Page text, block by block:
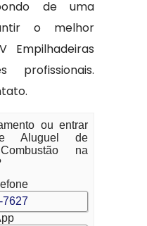
de uma
o melhor
Empilhadeiras
ou entrar
Aluguel de
na
7627